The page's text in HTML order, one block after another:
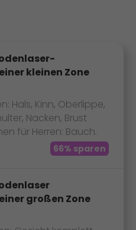
kleinen Zone
Hals, Kinn, Oberlippe,
Nacken, Brust
für Herren: Bauch.
66% sparen
großen Zone